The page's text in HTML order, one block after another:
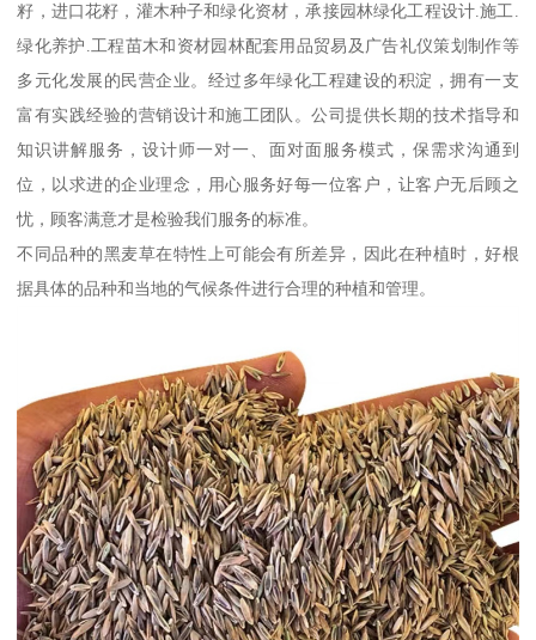
籽，进口花籽，灌木种子和绿化资材，承接园林绿化工程设计.施工.
绿化养护.工程苗木和资材园林配套用品贸易及广告礼仪策划制作等
多元化发展的民营企业。经过多年绿化工程建设的积淀，拥有一支
富有实践经验的营销设计和施工团队。公司提供长期的技术指导和
知识讲解服务，设计师一对一、面对面服务模式，保需求沟通到
位，以求进的企业理念，用心服务好每一位客户，让客户无后顾之
忧，顾客满意才是检验我们服务的标准。
不同品种的黑麦草在特性上可能会有所差异，因此在种植时，好根
据具体的品种和当地的气候条件进行合理的种植和管理。